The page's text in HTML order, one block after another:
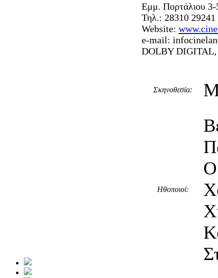
Εμμ. Πορτάλιου
Τηλ.: 28310 29241
Website:
e-mail:
DOLBY DIGITAL,
Σκηνοθεσία:
Ηθοποιοί:
Ο